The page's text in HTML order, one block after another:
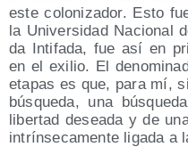
este colo­ni­za­dor. Esto
la Uni­ver­si­dad Nacio­nal
da Inti­fa­da, fue así en
en el exi­lio. El
eta­pas es que, para mí,
bús­que­da, una
liber­tad desea­da y de
intrín­se­ca­men­te liga­da a